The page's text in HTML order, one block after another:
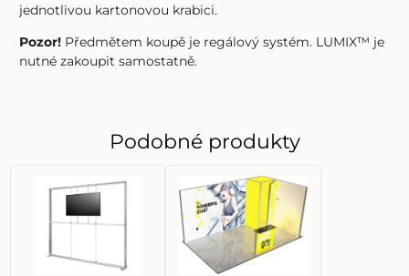
jednotlivou kartonovou krabici.
Pozor! Předmětem koupě je regálový systém. LUMIX™ je
nutné zakoupit samostatně.
Podobné produkty